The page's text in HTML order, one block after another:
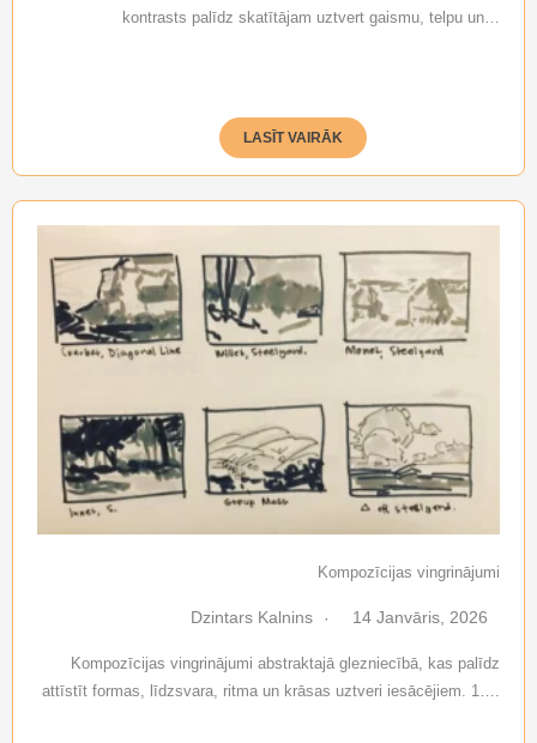
kontrasts palīdz skatītājam uztvert gaismu, telpu un…
LASĪT VAIRĀK
Kompozīcijas vingrinājumi
Dzintars Kalnins 14 Janvāris, 2026
Kompozīcijas vingrinājumi abstraktajā glezniecībā, kas palīdz
attīstīt formas, līdzsvara, ritma un krāsas uztveri iesācējiem. 1….